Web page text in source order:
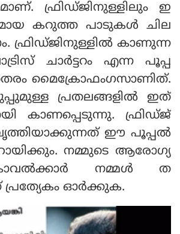
ഫ്രിഡ്ജിനുള്ളിലും ഇ
കറുത്ത പാടുകൾ ചില
ഫ്രിഡ്ജിനുള്ളിൽ കാണുന്ന
ചാർട്ടറം എന്ന പൂപ്പ
മൈക്രോഫംഗസാണിത്.
പ്രതലങ്ങളിൽ ഇത്
കാണപ്പെടുന്നു. ഫ്രിഡ്ജ്
ഈ പൂപ്പൽ
നമ്മുടെ ആരോഗ്യ
നമ്മൾ ത
പ്രത്യേകം ഓർക്കുക.